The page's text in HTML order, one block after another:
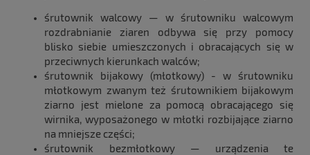
śrutownik walcowy — w śrutowniku walcowym
rozdrabnianie ziaren odbywa się przy pomocy
blisko siebie umieszczonych i obracających się w
przeciwnych kierunkach walców;
śrutownik bijakowy (młotkowy) - w śrutowniku
młotkowym zwanym też śrutownikiem bijakowym
ziarno jest mielone za pomocą obracającego się
wirnika, wyposażonego w młotki rozbijające ziarno
na mniejsze części;
śrutownik bezmłotkowy — urządzenia te